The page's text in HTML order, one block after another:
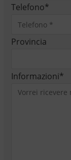
Telefono*
Provincia
Informazioni*